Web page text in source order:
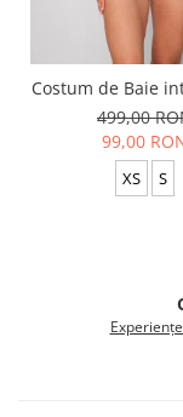
Costum de Baie
499,00
99,00
XS S